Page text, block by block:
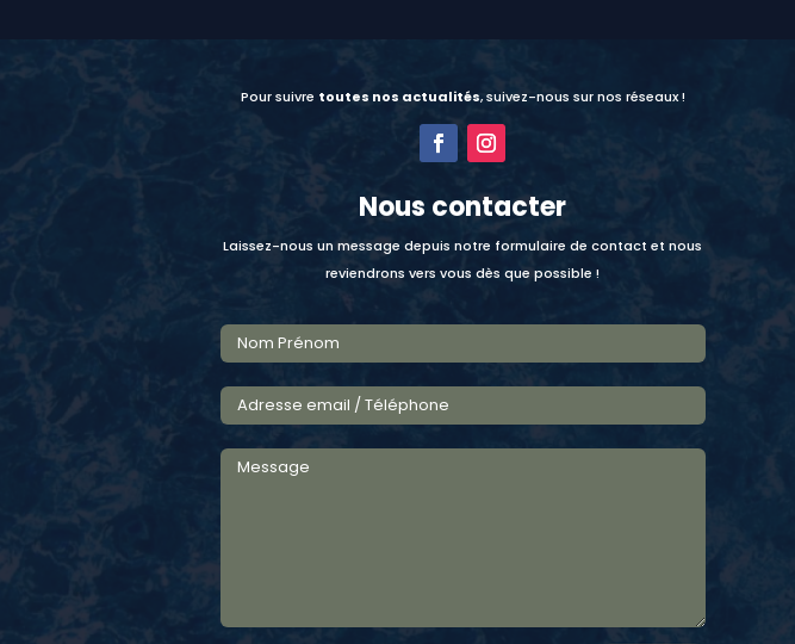
Pour suivre toutes nos actualités, suivez-nous sur nos réseaux !
Nous contacter
Laissez-nous un message depuis notre formulaire de contact et nous
reviendrons vers vous dès que possible !